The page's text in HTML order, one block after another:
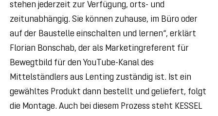
stehen jederzeit zur Verfügung, orts- und
zeitunabhängig. Sie können zuhause, im Büro oder
auf der Baustelle einschalten und lernen“, erklärt
Florian Bonschab, der als Marketingreferent für
Bewegtbild für den YouTube-Kanal des
Mittelständlers aus Lenting zuständig ist. Ist ein
gewähltes Produkt dann bestellt und geliefert, folgt
die Montage. Auch bei diesem Prozess steht KESSEL